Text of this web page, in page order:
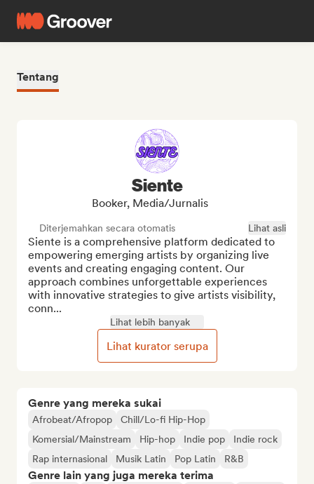
Tentang
Genre yang mereka sukai
Afrobeat/Afropop
Chill/Lo-fi Hip-Hop
Komersial/Mainstream
Hip-hop Indie pop
Indie rock
Rap internasional
Musik Latin Pop Latin R&B
Genre lain yang juga mereka terima
Siente
Booker, Media/Jurnalis
Diterjemahkan secara otomatis Lihat asli
Siente is a comprehensive platform dedicated to
empowering emerging artists by organizing live
events and creating engaging content. Our
approach combines unforgettable experiences
with innovative strategies to give artists visibility,
conn...
Lihat lebih banyak
Lihat kurator serupa